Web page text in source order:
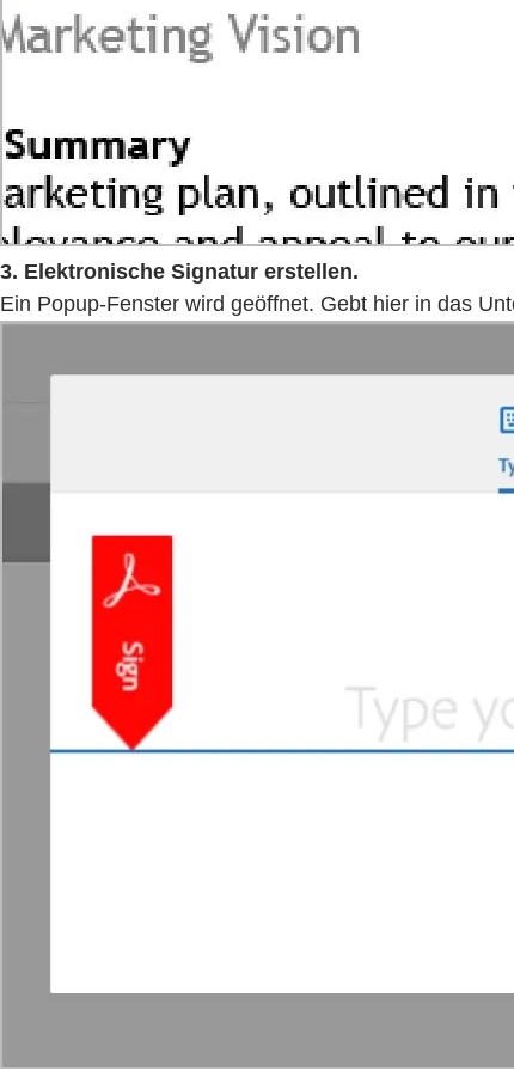
3. Elektronische Signatur erstellen.
Ein Popup-Fenster wird geöffnet. Gebt hier in das